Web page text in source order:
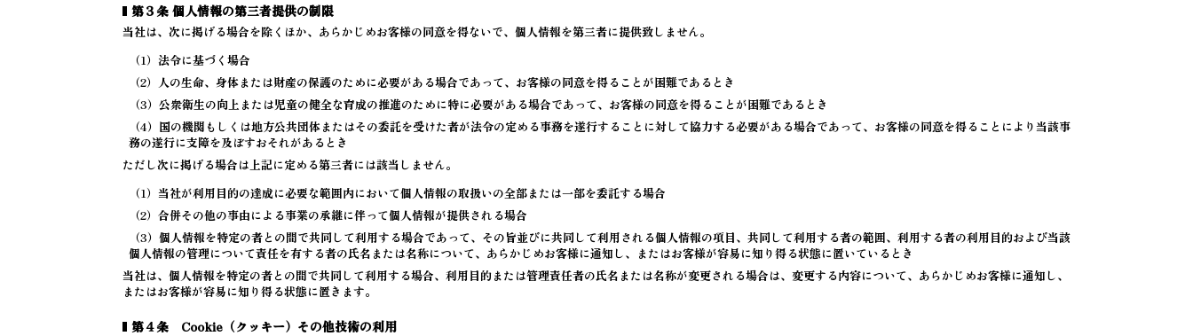
第３条 個人情報の第三者提供の制限
当社は、次に掲げる場合を除くほか、あらかじめお客様の同意を得ないで、個人情報を第三者に提供致しません。
（1）法令に基づく場合
（2）人の生命、身体または財産の保護のために必要がある場合であって、お客様の同意を得ることが困難であるとき
（3）公衆衛生の向上または児童の健全な育成の推進のために特に必要がある場合であって、お客様の同意を得ることが困難であるとき
（4）国の機関もしくは地方公共団体またはその委託を受けた者が法令の定める事務を遂行することに対して協力する必要がある場合であって、お客様の同意を得ることにより当該事
務の遂行に支障を及ぼすおそれがあるとき
ただし次に掲げる場合は上記に定める第三者には該当しません。
（1）当社が利用目的の達成に必要な範囲内において個人情報の取扱いの全部または一部を委託する場合
（2）合併その他の事由による事業の承継に伴って個人情報が提供される場合
（3）個人情報を特定の者との間で共同して利用する場合であって、その旨並びに共同して利用される個人情報の項目、共同して利用する者の範囲、利用する者の利用目的および当該
個人情報の管理について責任を有する者の氏名または名称について、あらかじめお客様に通知し、またはお客様が容易に知り得る状態に置いているとき
当社は、個人情報を特定の者との間で共同して利用する場合、利用目的または管理責任者の氏名または名称が変更される場合は、変更する内容について、あらかじめお客様に通知し、
またはお客様が容易に知り得る状態に置きます。
第４条 Cookie（クッキー）その他技術の利用